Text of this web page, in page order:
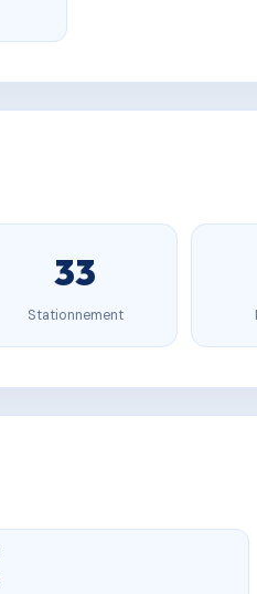
33
Stationnement